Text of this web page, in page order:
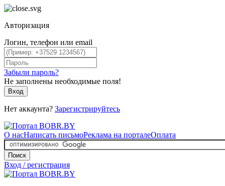
Авторизация
Логин, телефон или email
Забыли пароль?
Не заполнены необходимые поля!
Вход
Нет аккаунта? Зарегистрируйтесь
О насНаписать письмоРеклама на порталеОплата
Поиск
Вход / регистрация